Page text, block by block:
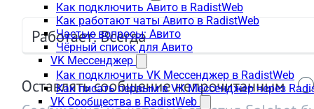
Как подключить Авито в RadistWeb
Как работают чаты Авито в RadistWeb
Частые вопросы: Авито
Чёрный список для Авито
VK Мессенджер
Как подключить VK Мессенджер в RadistWeb
Как писать первым в VK Мессенджер через
VK Сообщества в RadistWeb